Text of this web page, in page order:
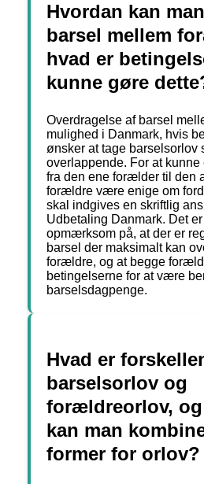
Hvordan kan
barsel mellem
hvad er
kunne gøre
Overdragelse af barsel
mulighed i Danmark, hvis
ønsker at tage barselsorlov
overlappende. For at kunne
fra den ene forælder til den
forældre være enige om
skal indgives en skriftlig
Udbetaling Danmark. Det
opmærksom på, at der er
barsel der maksimalt kan
forældre, og at begge
betingelserne for at være
barselsdagpenge.
Hvad er
barselsorlov og
forældreorlov,
kan man
former for orlov?